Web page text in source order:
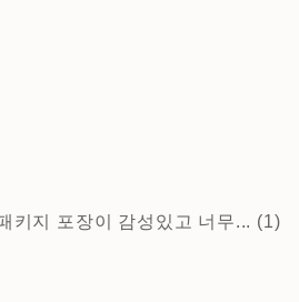
키지 포장이 감성있고 너무... (1)